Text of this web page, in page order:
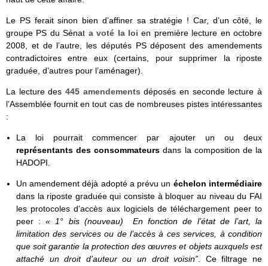
Le PS ferait sinon bien d’affiner sa stratégie ! Car, d’un côté, le
groupe PS du Sénat a voté la loi en première lecture en octobre
2008, et de l’autre, les députés PS déposent des amendements
contradictoires entre eux (certains, pour supprimer la riposte
graduée, d’autres pour l’aménager).
La lecture des 445 amendements déposés en seconde lecture à
l’Assemblée fournit en tout cas de nombreuses pistes intéressantes
:
La loi pourrait commencer par ajouter un ou deux
représentants des consommateursdans la composition de la
HADOPI.
Un amendement déjà adopté a prévu un échelon intermédiaire
dans la riposte graduée qui consiste à bloquer au niveau du FAI
les protocoles d’accès aux logiciels de téléchargement peer to
peer :« 1° bis (nouveau) En fonction de l’état de l’art, la
limitation des services ou de l’accès à ces services, à condition
que soit garantie la protection des œuvres et objets auxquels est
attaché un droit d’auteur ou un droit voisin”. Ce filtrage ne